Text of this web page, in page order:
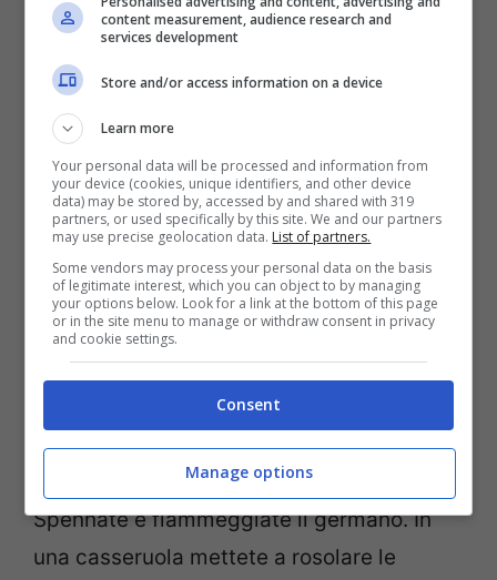
Preparazione:
Spennate e fiammeggiate il germano. In
una casseruola mettete a rosolare le
content measurement, audience research and
services development
Store and/or access information on a device
Learn more
Your personal data will be processed and information from
your device (cookies, unique identifiers, and other device
data) may be stored by, accessed by and shared with 319
partners, or used specifically by this site. We and our partners
may use precise geolocation data. List of partners.
Some vendors may process your personal data on the basis
of legitimate interest, which you can object to by managing
your options below. Look for a link at the bottom of this page
or in the site menu to manage or withdraw consent in privacy
and cookie settings.
Consent
Manage options